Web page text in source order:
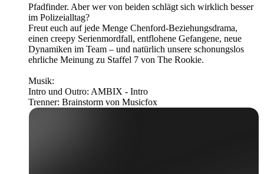
Pfadfinder. Aber wer von beiden schlägt sich wirklich besser
im Polizeialltag?
Freut euch auf jede Menge Chenford-Beziehungsdrama,
einen creepy Serienmordfall, entflohene Gefangene, neue
Dynamiken im Team – und natürlich unsere schonungslos
ehrliche Meinung zu Staffel 7 von The Rookie.
Musik:
Intro und Outro: AMBIX - Intro
Trenner: Brainstorm von ⁠⁠⁠⁠Musicfox⁠⁠⁠⁠